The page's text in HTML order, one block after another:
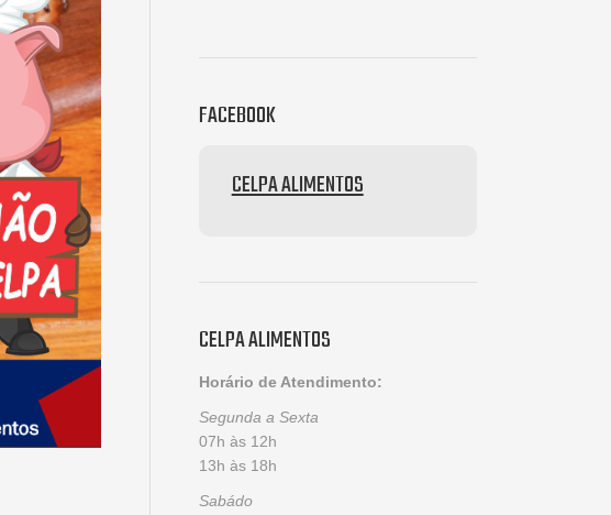
FACEBOOK
CELPA ALIMENTOS
CELPA ALIMENTOS
Horário de Atendimento:
Segunda a Sexta
07h às 12h
13h às 18h
Sabádo